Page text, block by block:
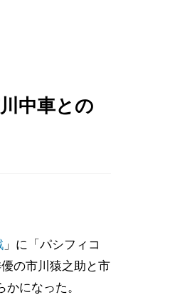
中車との
」に「パシフィコ
の市川猿之助と市
になった。